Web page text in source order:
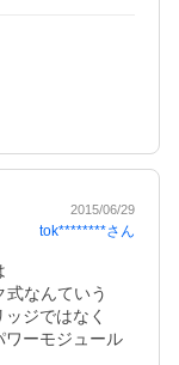
つく日などを配
て「一本当た
度で購入する事
2015/06/29
tok********さん
なんていう
ジではなく
ワーモジュール